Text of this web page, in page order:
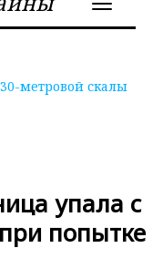
Toggle
метровой скалы
упала с
попытке